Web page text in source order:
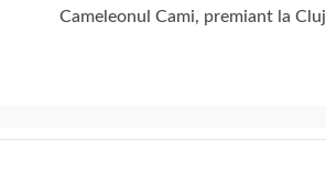
Cameleonul Cami, premiant la Cluj